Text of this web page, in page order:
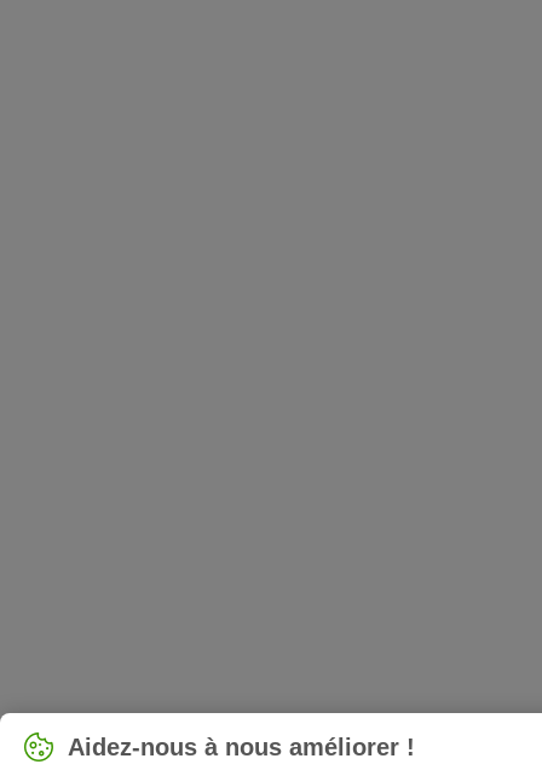
Aidez-nous à nous améliorer !